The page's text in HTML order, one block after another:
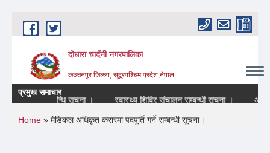
Skip to main content
दोधारा चादँनी नगरपालिका
कञ्चनपुर जिल्ला, सुदूरपश्चिम प्रदेश,नेपाल
प्रमुख समाचार
रहने सम्बन्धि सूचना ।
स्वास्थ्य शिविर संचालन सम्बन्धी सूचना ।
You are here
Home » मेडिकल अधिकृत करारमा पदपूर्ति गर्ने सम्बन्धी सूचना।